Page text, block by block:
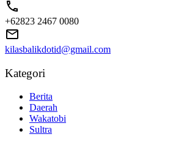
+62823 2467 0080
kilasbalikdotid@gmail.com
Kategori
Berita
Daerah
Wakatobi
Sultra